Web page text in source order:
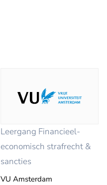
Leergang Financieel-
economisch strafrecht &
sancties
VU Amsterdam